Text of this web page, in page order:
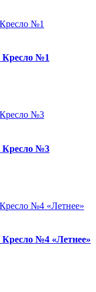
Кресло №1
Кресло №3
№4 «Летнее»